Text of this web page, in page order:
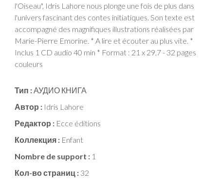
l'Oiseau", Idris Lahore nous plonge une fois de plus dans
l'univers fascinant des contes initiatiques. Son texte est
accompagné des magnifiques illustrations réalisées par
Marie-Pierre Emorine. * A lire et écouter au plus vite. *
Inclus 1 CD audio 40 min * Format : 21 x 29,7 - 32 pages
couleurs
Тип :АУДИО КНИГА
Автор : Idris Lahore
Редактор : Ecce éditions
Коллекция : Enfant
Nombre de support : 1
Кол-во страниц : 32